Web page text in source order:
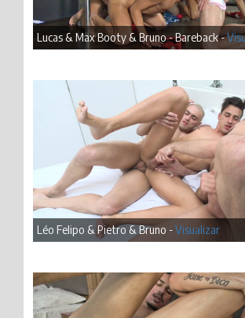
Lucas & Max Booty & Bruno - Bareback -
Léo Felipo & Pietro & Bruno -Visualizar